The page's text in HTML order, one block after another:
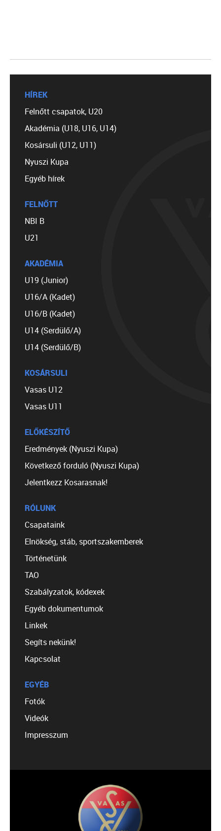
HÍREK
Felnőtt csapatok, U20
Akadémia (U18, U16, U14)
Kosársuli (U12, U11)
Nyuszi Kupa
Egyéb hírek
FELNŐTT
NBI B
U21
AKADÉMIA
U19 (Junior)
U16/A (Kadet)
U16/B (Kadet)
U14 (Serdülő/A)
U14 (Serdülő/B)
KOSÁRSULI
Vasas U12
Vasas U11
ELŐKÉSZÍTŐ
Eredmények (Nyuszi Kupa)
Következő forduló (Nyuszi Kupa)
Jelentkezz Kosarasnak!
RÓLUNK
Csapataink
Elnökség, stáb, sportszakemberek
Történetünk
TAO
Szabályzatok, kódexek
Egyéb dokumentumok
Linkek
Segíts nekünk!
Kapcsolat
EGYÉB
Fotók
Videók
Impresszum